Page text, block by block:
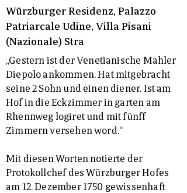
Würzburger Residenz, Palazzo
Patriarcale Udine, Villa Pisani
(Nazionale) Stra
„Gestern ist der Venetianische Mahler
Diepolo ankommen. Hat mitgebracht
seine 2 Sohn und einen diener. Ist am
Hof in die Eckzimmer in garten am
Rhennweg logiret und mit fünff
Zimmern versehen word.“
Mit diesen Worten notierte der
Protokollchef des Würzburger Hofes
am 12. Dezember 1750 gewissenhaft